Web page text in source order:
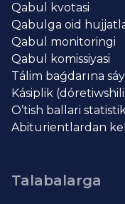
Qabul kvotasi
Qabulga oid
Qabul monitoringi
Qabul komissiyasi
Tálim baǵdarına
Kásiplik
O’tish ballari
Abiturientlardan
Talabalarga